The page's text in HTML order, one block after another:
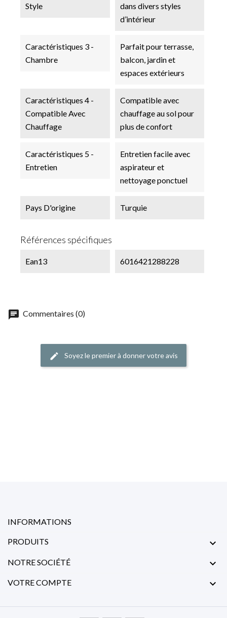
Style
dans divers styles
d’intérieur
Caractéristiques 3 -
Chambre
Parfait pour terrasse,
balcon, jardin et
espaces extérieurs
Caractéristiques 4 -
Compatible Avec
Chauffage
Compatible avec
chauffage au sol pour
plus de confort
Caractéristiques 5 -
Entretien
Entretien facile avec
aspirateur et
nettoyage ponctuel
Pays D'origine Turquie
Références spécifiques
Ean13 6016421288228
chat Commentaires (0)
edit Soyez le premier à donner votre avis
INFORMATIONS
PRODUITS 
NOTRE SOCIÉTÉ 
VOTRE COMPTE 